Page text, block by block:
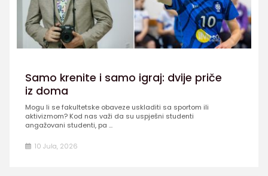
Samo krenite i samo igraj: dvije priče
iz doma
Mogu li se fakultetske obaveze uskladiti sa sportom ili
aktivizmom? Kod nas važi da su uspješni studenti
angažovani studenti, pa ...
10 Jula, 2026